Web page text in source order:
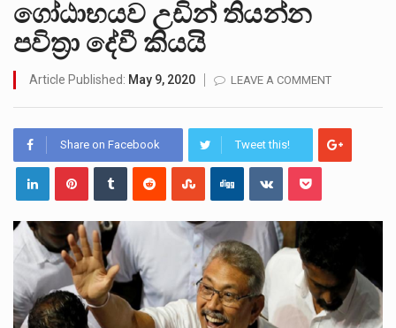
උපරිමාධිකරණ විනිශ්චයකාරවරුන්ගේ හා ඉන් පහළ විනිශ්චයකාරවරුන්ගේ විශ්‍රාම වයස දීර්ඝ කිරීම සඳහා සකස් කර ඇති විසිදෙවන…
2011 වසරේදී දේශපාලන හා මානව හිමිකම් ක්‍රියාකාරීන් වන ලලිත්කුමාර් වීරරාජ් සහ කුගන් මුරුගානන්දන් යාපනයේදී අතුරුදන්…
ගොවියන්ගේ ප්‍රශ්න, ධීවරයන්ගේ ප්‍රශ්න, සෞඛය ප්‍රශ්න, වැටු ප්‍ර්ශ්න, රැකියා විරහිත ප්‍රශ්න මේ සියලු ප්‍රශ්නවලට තනි…
ගෝඨාභයව උඩින් තියන්න
පවිත්‍රා දේවී කියයි
Article Published: May 9, 2020 LEAVE A COMMENT
Share on Facebook Tweet this!